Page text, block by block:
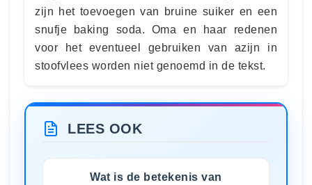
zijn het toevoegen van bruine suiker en een
snufje baking soda. Oma en haar redenen
voor het eventueel gebruiken van azijn in
stoofvlees worden niet genoemd in de tekst.
LEES OOK
Wat is de betekenis van